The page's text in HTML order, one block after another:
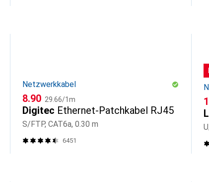
Netzwerkkabel
CHF
8.90 CHF
29.66/1m
Digitec Ethernet-Patchkabel RJ45
S/FTP, CAT6a, 0.30 m
6451